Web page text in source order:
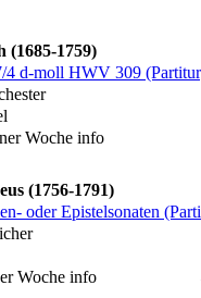
(1685-1759)
4 d-moll HWV 309
Woche info
(1756-1791)
oder Epistelsonaten
Woche info